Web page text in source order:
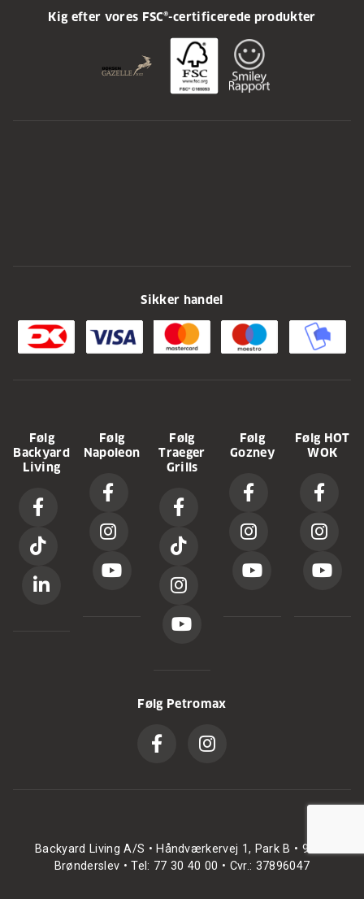
Kig efter vores FSC®-certificerede produkter
Sikker handel
Følg
Backyard
Living
Følg
Napoleon
Følg
Traeger
Grills
Følg
Gozney
Følg HOT
WOK
Følg Petromax
Backyard Living A/S • Håndværkervej 1, Park B • 9700
Brønderslev • Tel: 77 30 40 00 • Cvr.: 37896047